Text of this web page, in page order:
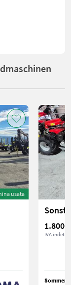
usata
1.800 €
IVA